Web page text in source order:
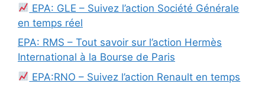
EPA: GLE – Suivez l’action Société Générale
en temps réel
EPA: RMS – Tout savoir sur l’action Hermès
International à la Bourse de Paris
EPA:RNO – Suivez l’action Renault en temps